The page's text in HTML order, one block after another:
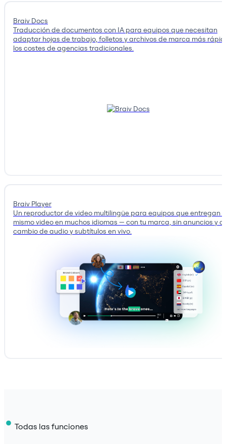
Braiv Docs
Traducción de documentos con IA para equipos que necesitan
adaptar hojas de trabajo, folletos y archivos de marca más
los costes de agencias tradicionales.
Braiv Player
Un reproductor de video multilingüe para equipos que entregan
mismo video en muchos idiomas — con tu marca, sin anuncios y
cambio de audio y subtítulos en vivo.
Todas las funciones